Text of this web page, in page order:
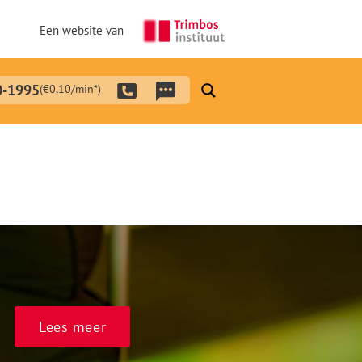
Een website van
1995(€0,10/min*)
Lees meer